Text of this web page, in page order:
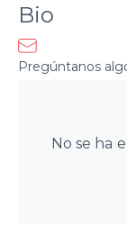
Bio
Pregúntanos
No se ha